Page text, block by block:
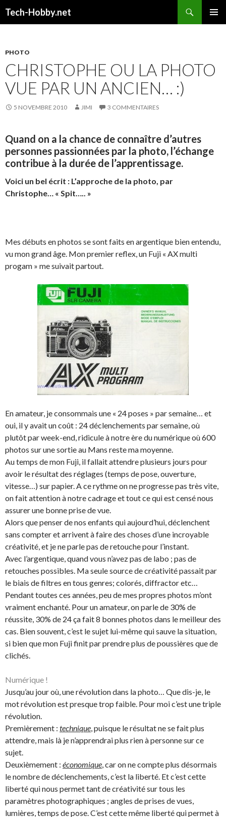
Tech-Hobby.net
PHOTO
CHRISTOPHE OU LA PHOTO
VUE PAR UN ANCIEN… :)
5 NOVEMBRE 2010 JIMI 3 COMMENTAIRES
Quand on a la chance de connaître d’autres
personnes passionnées par la photo, l’échange
contribue à la durée de l’apprentissage.
Voici un bel écrit : L’approche de la photo, par
Christophe… « Spit….. »
Mes débuts en photos se sont faits en argentique bien entendu,
vu mon grand âge. Mon premier reflex, un Fuji « AX multi
progam » me suivait partout.
En amateur, je consommais une « 24 poses » par semaine… et
oui, il y avait un coût : 24 déclenchements par semaine, où
plutôt par week-end, ridicule à notre ère du numérique où 600
photos sur une sortie au Mans reste ma moyenne.
Au temps de mon Fuji, il fallait attendre plusieurs jours pour
avoir le résultat des réglages (temps de pose, ouverture,
vitesse…) sur papier. A ce rythme on ne progresse pas très vite,
on fait attention à notre cadrage et tout ce qui est censé nous
assurer une bonne prise de vue.
Alors que penser de nos enfants qui aujourd’hui, déclenchent
sans compter et arrivent à faire des choses d’une incroyable
créativité, et je ne parle pas de retouche pour l’instant.
Avec l’argentique, quand vous n’avez pas de labo ; pas de
retouches possibles. Ma seule source de créativité passait par
le biais de filtres en tous genres; colorés, diffractor etc…
Pendant toutes ces années, peu de mes propres photos m’ont
vraiment enchanté. Pour un amateur, on parle de 30% de
réussite, 30% de 24 ça fait 8 bonnes photos dans le meilleur des
cas. Bien souvent, c’est le sujet lui-même qui sauve la situation,
si bien que mon Fuji finit par prendre plus de poussières que de
clichés.
Numérique !
Jusqu’au jour où, une révolution dans la photo… Que dis-je, le
mot révolution est presque trop faible. Pour moi c’est une triple
révolution.
Premièrement : technique, puisque le résultat ne se fait plus
attendre, mais là je n’apprendrai plus rien à personne sur ce
sujet.
Deuxièmement : économique, car on ne compte plus désormais
le nombre de déclenchements, c’est la liberté. Et c’est cette
liberté qui nous permet tant de créativité sur tous les
paramètres photographiques ; angles de prises de vues,
lumières, temps de pose. C’est cette même liberté qui permet à